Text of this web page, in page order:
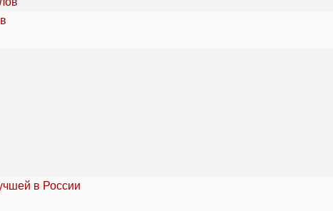
в России